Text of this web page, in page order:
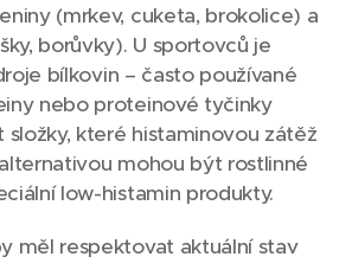
(mrkev, cuketa, brokolice) a
borůvky). U sportovců je
bílkovin – často používané
nebo proteinové tyčinky
složky, které histaminovou zátěž
mohou být rostlinné
low-histamin produkty.
měl respektovat aktuální stav